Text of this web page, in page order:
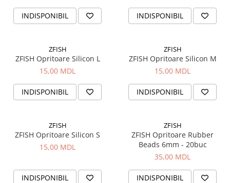
INDISPONIBIL INDISPONIBIL
ZFISH
ZFISH Opritoare Silicon L
15,00 MDL
INDISPONIBIL
ZFISH
ZFISH Opritoare Silicon M
15,00 MDL
INDISPONIBIL
ZFISH
ZFISH Opritoare Silicon S
15,00 MDL
INDISPONIBIL
ZFISH
ZFISH Opritoare Rubber
Beads 6mm - 20buc
35,00 MDL
INDISPONIBIL